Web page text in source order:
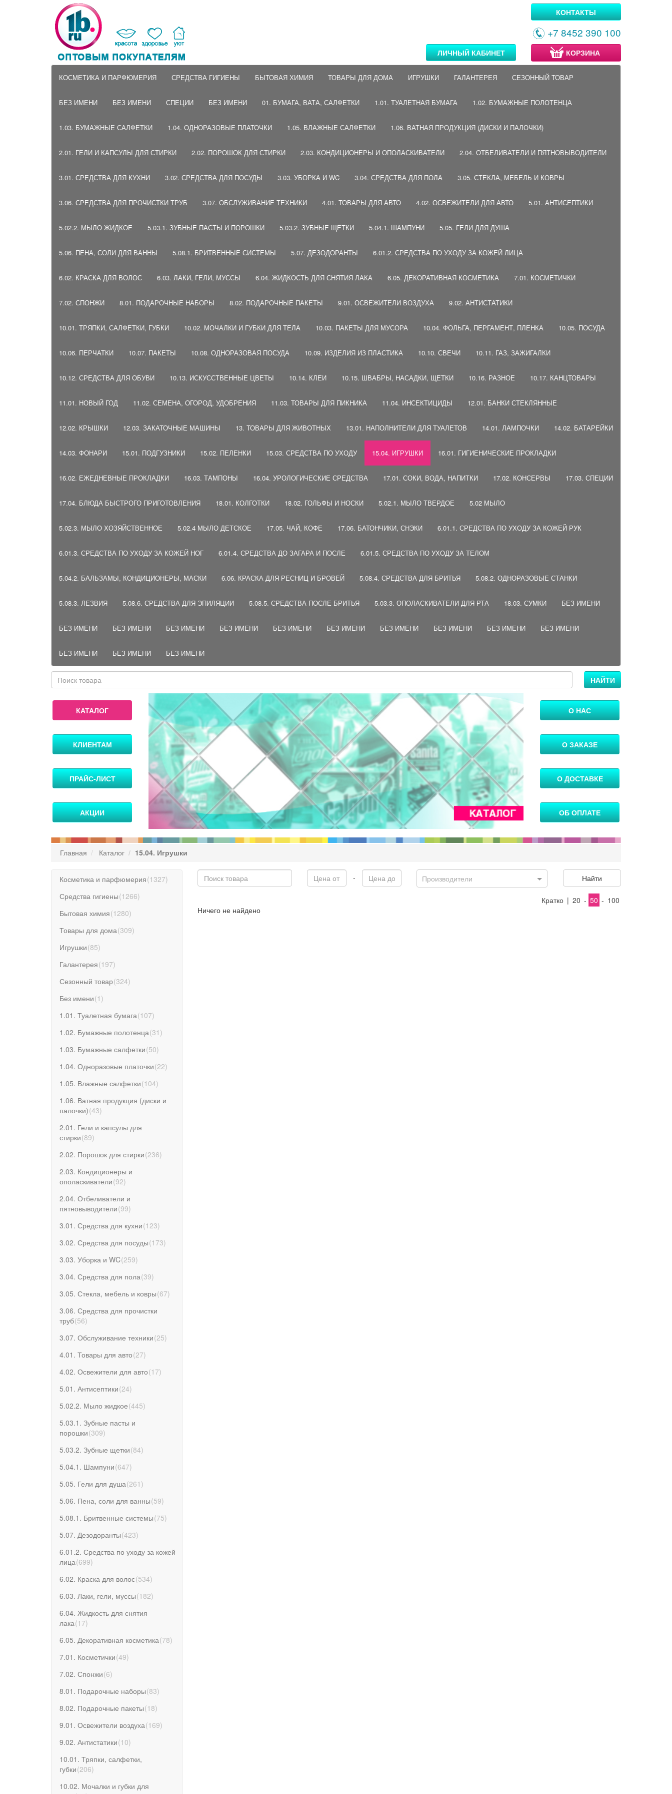
КОНТАКТЫ
+7 8452 390 100
ЛИЧНЫЙ КАБИНЕТ КОРЗИНА
КОСМЕТИКА И ПАРФЮМЕРИЯ СРЕДСТВА ГИГИЕНЫ БЫТОВАЯ ХИМИЯ ТОВАРЫ ДЛЯ ДОМА ИГРУШКИ ГАЛАНТЕРЕЯ СЕЗОННЫЙ ТОВАР
БЕЗ ИМЕНИ БЕЗ ИМЕНИ СПЕЦИИ БЕЗ ИМЕНИ 01. БУМАГА, ВАТА, САЛФЕТКИ 1.01. ТУАЛЕТНАЯ БУМАГА 1.02. БУМАЖНЫЕ ПОЛОТЕНЦА
1.03. БУМАЖНЫЕ САЛФЕТКИ 1.04. ОДНОРАЗОВЫЕ ПЛАТОЧКИ 1.05. ВЛАЖНЫЕ САЛФЕТКИ 1.06. ВАТНАЯ ПРОДУКЦИЯ (ДИСКИ И ПАЛОЧКИ)
2.01. ГЕЛИ И КАПСУЛЫ ДЛЯ СТИРКИ 2.02. ПОРОШОК ДЛЯ СТИРКИ 2.03. КОНДИЦИОНЕРЫ И ОПОЛАСКИВАТЕЛИ 2.04. ОТБЕЛИВАТЕЛИ И ПЯТНОВЫВОДИТЕЛИ
3.01. СРЕДСТВА ДЛЯ КУХНИ 3.02. СРЕДСТВА ДЛЯ ПОСУДЫ 3.03. УБОРКА И WC 3.04. СРЕДСТВА ДЛЯ ПОЛА 3.05. СТЕКЛА, МЕБЕЛЬ И КОВРЫ
3.06. СРЕДСТВА ДЛЯ ПРОЧИСТКИ ТРУБ 3.07. ОБСЛУЖИВАНИЕ ТЕХНИКИ 4.01. ТОВАРЫ ДЛЯ АВТО 4.02. ОСВЕЖИТЕЛИ ДЛЯ АВТО 5.01. АНТИСЕПТИКИ
5.02.2. МЫЛО ЖИДКОЕ 5.03.1. ЗУБНЫЕ ПАСТЫ И ПОРОШКИ 5.03.2. ЗУБНЫЕ ЩЕТКИ 5.04.1. ШАМПУНИ 5.05. ГЕЛИ ДЛЯ ДУША
5.06. ПЕНА, СОЛИ ДЛЯ ВАННЫ 5.08.1. БРИТВЕННЫЕ СИСТЕМЫ 5.07. ДЕЗОДОРАНТЫ 6.01.2. СРЕДСТВА ПО УХОДУ ЗА КОЖЕЙ ЛИЦА
6.02. КРАСКА ДЛЯ ВОЛОС 6.03. ЛАКИ, ГЕЛИ, МУССЫ 6.04. ЖИДКОСТЬ ДЛЯ СНЯТИЯ ЛАКА 6.05. ДЕКОРАТИВНАЯ КОСМЕТИКА 7.01. КОСМЕТИЧКИ
7.02. СПОНЖИ 8.01. ПОДАРОЧНЫЕ НАБОРЫ 8.02. ПОДАРОЧНЫЕ ПАКЕТЫ 9.01. ОСВЕЖИТЕЛИ ВОЗДУХА 9.02. АНТИСТАТИКИ
10.01. ТРЯПКИ, САЛФЕТКИ, ГУБКИ 10.02. МОЧАЛКИ И ГУБКИ ДЛЯ ТЕЛА 10.03. ПАКЕТЫ ДЛЯ МУСОРА 10.04. ФОЛЬГА, ПЕРГАМЕНТ, ПЛЕНКА 10.05. ПОСУДА
10.06. ПЕРЧАТКИ 10.07. ПАКЕТЫ 10.08. ОДНОРАЗОВАЯ ПОСУДА 10.09. ИЗДЕЛИЯ ИЗ ПЛАСТИКА 10.10. СВЕЧИ 10.11. ГАЗ, ЗАЖИГАЛКИ
10.12. СРЕДСТВА ДЛЯ ОБУВИ 10.13. ИСКУССТВЕННЫЕ ЦВЕТЫ 10.14. КЛЕИ 10.15. ШВАБРЫ, НАСАДКИ, ЩЕТКИ 10.16. РАЗНОЕ 10.17. КАНЦТОВАРЫ
11.01. НОВЫЙ ГОД 11.02. СЕМЕНА, ОГОРОД, УДОБРЕНИЯ 11.03. ТОВАРЫ ДЛЯ ПИКНИКА 11.04. ИНСЕКТИЦИДЫ 12.01. БАНКИ СТЕКЛЯННЫЕ
12.02. КРЫШКИ 12.03. ЗАКАТОЧНЫЕ МАШИНЫ 13. ТОВАРЫ ДЛЯ ЖИВОТНЫХ 13.01. НАПОЛНИТЕЛИ ДЛЯ ТУАЛЕТОВ 14.01. ЛАМПОЧКИ 14.02. БАТАРЕЙКИ
14.03. ФОНАРИ 15.01. ПОДГУЗНИКИ 15.02. ПЕЛЕНКИ 15.03. СРЕДСТВА ПО УХОДУ 15.04. ИГРУШКИ 16.01. ГИГИЕНИЧЕСКИЕ ПРОКЛАДКИ
16.02. ЕЖЕДНЕВНЫЕ ПРОКЛАДКИ 16.03. ТАМПОНЫ 16.04. УРОЛОГИЧЕСКИЕ СРЕДСТВА 17.01. СОКИ, ВОДА, НАПИТКИ 17.02. КОНСЕРВЫ 17.03. СПЕЦИИ
17.04. БЛЮДА БЫСТРОГО ПРИГОТОВЛЕНИЯ 18.01. КОЛГОТКИ 18.02. ГОЛЬФЫ И НОСКИ 5.02.1. МЫЛО ТВЕРДОЕ 5.02 МЫЛО
5.02.3. МЫЛО ХОЗЯЙСТВЕННОЕ 5.02.4 МЫЛО ДЕТСКОЕ 17.05. ЧАЙ, КОФЕ 17.06. БАТОНЧИКИ, СНЭКИ 6.01.1. СРЕДСТВА ПО УХОДУ ЗА КОЖЕЙ РУК
6.01.3. СРЕДСТВА ПО УХОДУ ЗА КОЖЕЙ НОГ 6.01.4. СРЕДСТВА ДО ЗАГАРА И ПОСЛЕ 6.01.5. СРЕДСТВА ПО УХОДУ ЗА ТЕЛОМ
5.04.2. БАЛЬЗАМЫ, КОНДИЦИОНЕРЫ, МАСКИ 6.06. КРАСКА ДЛЯ РЕСНИЦ И БРОВЕЙ 5.08.4. СРЕДСТВА ДЛЯ БРИТЬЯ 5.08.2. ОДНОРАЗОВЫЕ СТАНКИ
5.08.3. ЛЕЗВИЯ 5.08.6. СРЕДСТВА ДЛЯ ЭПИЛЯЦИИ 5.08.5. СРЕДСТВА ПОСЛЕ БРИТЬЯ 5.03.3. ОПОЛАСКИВАТЕЛИ ДЛЯ РТА 18.03. СУМКИ БЕЗ ИМЕНИ
БЕЗ ИМЕНИ БЕЗ ИМЕНИ БЕЗ ИМЕНИ БЕЗ ИМЕНИ БЕЗ ИМЕНИ БЕЗ ИМЕНИ БЕЗ ИМЕНИ БЕЗ ИМЕНИ БЕЗ ИМЕНИ БЕЗ ИМЕНИ
БЕЗ ИМЕНИ БЕЗ ИМЕНИ БЕЗ ИМЕНИ
НАЙТИ
КАТАЛОГ
КЛИЕНТАМ
ПРАЙС-ЛИСТ
АКЦИИ
О НАС
О ЗАКАЗЕ
О ДОСТАВКЕ
ОБ ОПЛАТЕ
Главная Каталог 15.04. Игрушки
Косметика и парфюмерия(1327)
Средства гигиены(1266)
Бытовая химия(1280)
Товары для дома(309)
Игрушки(85)
Галантерея(197)
Сезонный товар(324)
Без имени(1 )
1.01. Туалетная бумага(107)
1.02. Бумажные полотенца(31 )
1.03. Бумажные салфетки(50)
1.04. Одноразовые платочки(22)
1.05. Влажные салфетки(104)
1.06. Ватная продукция (диски и
палочки)(43)
2.01. Гели и капсулы для
стирки(89)
2.02. Порошок для стирки(236)
2.03. Кондиционеры и
ополаскиватели(92)
2.04. Отбеливатели и
пятновыводители(99)
3.01. Средства для кухни(123)
3.02. Средства для посуды(173)
3.03. Уборка и WC(259)
3.04. Средства для пола(39)
3.05. Стекла, мебель и ковры(67)
3.06. Средства для прочистки
труб(56)
3.07. Обслуживание техники(25)
4.01. Товары для авто(27)
4.02. Освежители для авто(17)
5.01. Антисептики(24)
5.02.2. Мыло жидкое(445)
5.03.1. Зубные пасты и
порошки(309)
5.03.2. Зубные щетки(84)
5.04.1. Шампуни(647)
5.05. Гели для душа(261 )
5.06. Пена, соли для ванны(59)
5.08.1. Бритвенные системы(75)
5.07. Дезодоранты(423)
6.01.2. Средства по уходу за кожей
лица(699)
6.02. Краска для волос(534)
6.03. Лаки, гели, муссы(182)
6.04. Жидкость для снятия
лака(17)
6.05. Декоративная косметика(78)
7.01. Косметички(49)
7.02. Спонжи(6)
8.01. Подарочные наборы(83)
8.02. Подарочные пакеты(18)
9.01. Освежители воздуха(169)
9.02. Антистатики(10)
10.01. Тряпки, салфетки,
губки(206)
10.02. Мочалки и губки для
- Производители Найти
Кратко | 20 - 50 - 100
Ничего не найдено